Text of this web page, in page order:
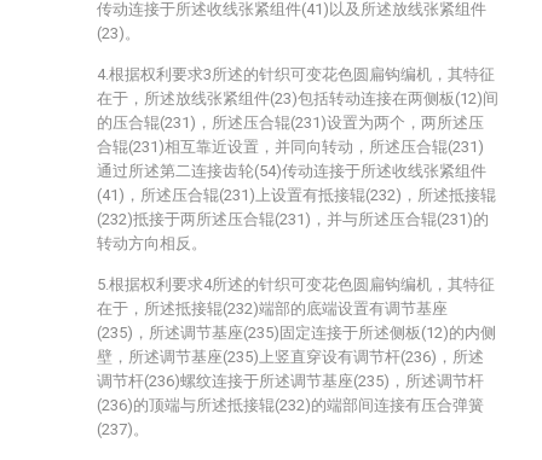
传动连接于所述收线张紧组件(41)以及所述放线张紧组件
(23)。
4.根据权利要求3所述的针织可变花色圆扁钩编机，其特征
在于，所述放线张紧组件(23)包括转动连接在两侧板(12)间
的压合辊(231)，所述压合辊(231)设置为两个，两所述压
合辊(231)相互靠近设置，并同向转动，所述压合辊(231)
通过所述第二连接齿轮(54)传动连接于所述收线张紧组件
(41)，所述压合辊(231)上设置有抵接辊(232)，所述抵接辊
(232)抵接于两所述压合辊(231)，并与所述压合辊(231)的
转动方向相反。
5.根据权利要求4所述的针织可变花色圆扁钩编机，其特征
在于，所述抵接辊(232)端部的底端设置有调节基座
(235)，所述调节基座(235)固定连接于所述侧板(12)的内侧
壁，所述调节基座(235)上竖直穿设有调节杆(236)，所述
调节杆(236)螺纹连接于所述调节基座(235)，所述调节杆
(236)的顶端与所述抵接辊(232)的端部间连接有压合弹簧
(237)。